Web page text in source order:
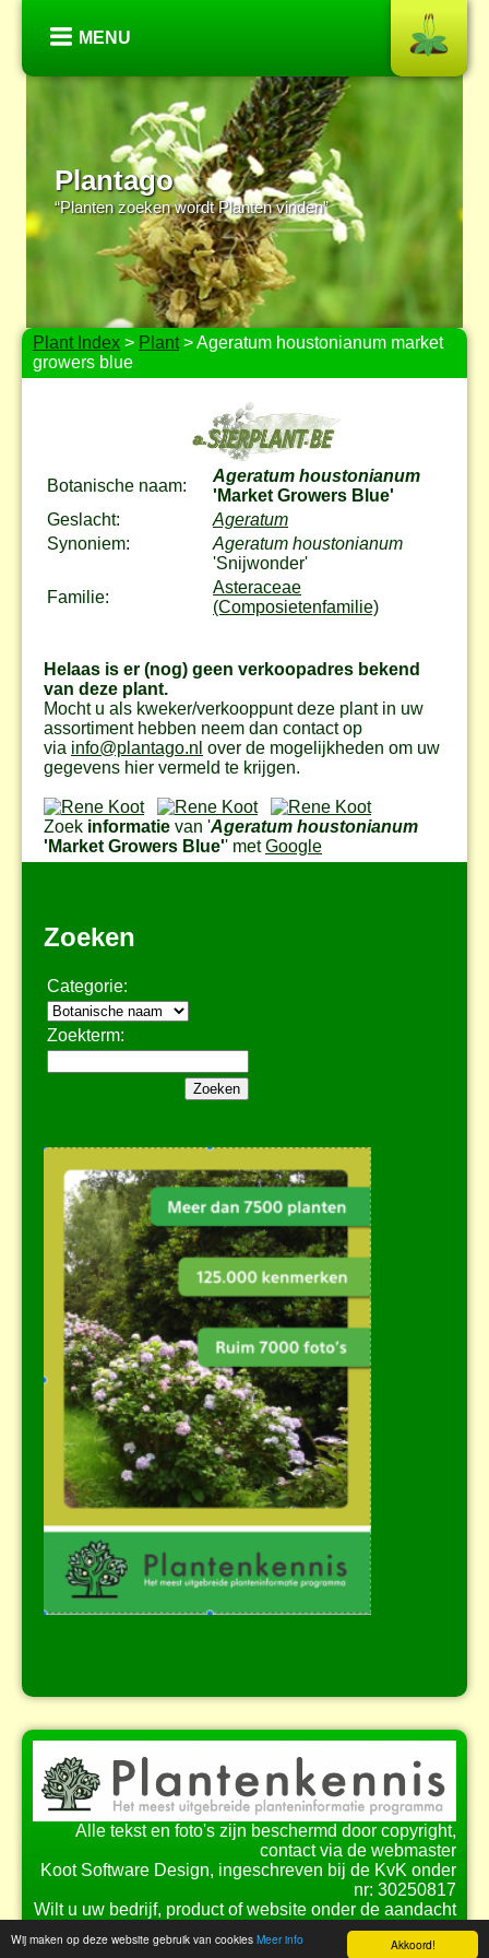
Akkoord!
Wij maken op deze website gebruik van cookies Meer info
MENU
Plantago
“Planten zoeken wordt Planten vinden”
Plant Index > Plant> Ageratum houstonianum market
growers blue
Botanische naam:
Ageratum houstonianum
'Market Growers Blue'
Geslacht:
Ageratum
Synoniem:
Ageratum houstonianum
'Snijwonder'
Familie:
Asteraceae
(Composietenfamilie)
Helaas is er (nog) geen verkoopadres bekend
van deze plant.
Mocht u als kweker/verkooppunt deze plant in uw
assortiment hebben neem dan contact op
via info@plantago.nl over de mogelijkheden om uw
gegevens hier vermeld te krijgen.
Zoek informatie van 'Ageratum houstonianum
'Market Growers Blue'' metGoogle
Zoeken
Categorie:
Zoekterm:
Alle tekst en foto's zijn beschermd door copyright,
contact via de webmaster
Koot Software Design, ingeschreven bij de KvK onder
nr: 30250817
Wilt u uw bedrijf, product of website onder de aandacht
brengen bij onze bezoekers?
Bekijk demogelijkhedenvoor samenwerking.